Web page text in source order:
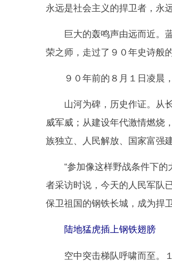
永远是社会主义的捍卫者，永
巨大的轰鸣声由远而近。蓝
荣之师，走过了９０年史诗般
９０年前的８月１日凌晨，
山河为碑，历史作证。从长
威军威；从建设年代激情燃烧
族独立、人民解放、国家富强
“参加像这样野战条件下的
者采访时说，今天的人民军队
保卫祖国的钢铁长城，成为捍
陆地猛虎插上钢铁翅膀
空中突击梯队呼啸而至。１